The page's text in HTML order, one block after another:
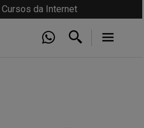
da Internet